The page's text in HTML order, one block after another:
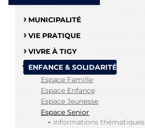
MUNICIPALITÉ
VIE PRATIQUE
VIVRE À TIGY
ENFANCE & SOLIDARITÉ
Espace Famille
Espace Enfance
Espace Jeunesse
Espace Senior
Informations thématiques